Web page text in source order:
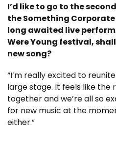
I’d like to go to the
the Something
long awaited live
Were Young festival,
new song?
“I’m really excited to
large stage. It feels like
together and we’re all so
for new music at the
either.”